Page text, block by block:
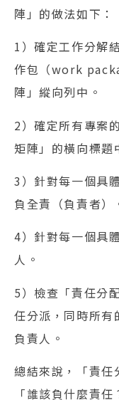
陣」的做法如下：
1）確定工作分解
作包（work
陣」縱向列中。
2）確定所有專案
矩陣」的橫向標題
3）針對每一個具
負全責（負責者）
4）針對每一個具
人。
5）檢查「責任分
任分派，同時所有
負責人。
總結來說，「責任
「誰該負什麼責